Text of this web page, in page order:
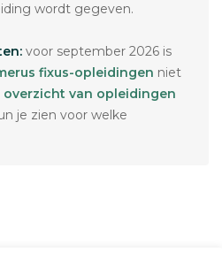
wordt gegeven.
voor september 2026 is
fixus-opleidingen niet
overzicht van opleidingen
je zien voor welke